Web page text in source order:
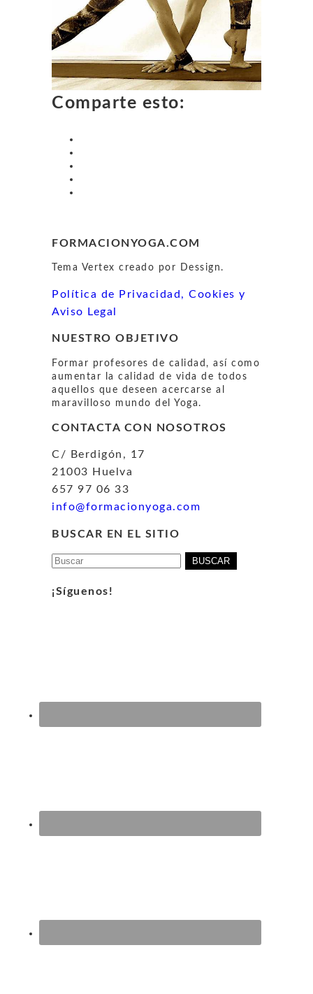
Comparte esto:
FORMACIONYOGA.COM
Tema Vertex creado por Dessign.
Política de Privacidad, Cookies y
Aviso Legal
NUESTRO OBJETIVO
Formar profesores de calidad, así como
aumentar la calidad de vida de todos
aquellos que deseen acercarse al
maravilloso mundo del Yoga.
CONTACTA CON NOSOTROS
C/ Berdigón, 17
21003 Huelva
657 97 06 33
info@formacionyoga.com
BUSCAR EN EL SITIO
Buscar:
¡Síguenos!